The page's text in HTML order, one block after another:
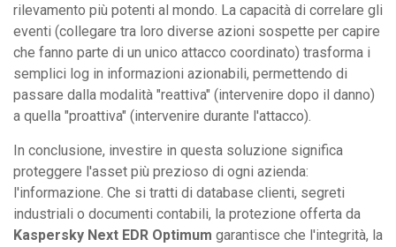
rilevamento più potenti al mondo. La capacità di correlare gli
eventi (collegare tra loro diverse azioni sospette per capire
che fanno parte di un unico attacco coordinato) trasforma i
semplici log in informazioni azionabili, permettendo di
passare dalla modalità "reattiva" (intervenire dopo il danno)
a quella "proattiva" (intervenire durante l'attacco).
In conclusione, investire in questa soluzione significa
proteggere l'asset più prezioso di ogni azienda:
l'informazione. Che si tratti di database clienti, segreti
industriali o documenti contabili, la protezione offerta da
Kaspersky Next EDR Optimum garantisce che l'integrità, la